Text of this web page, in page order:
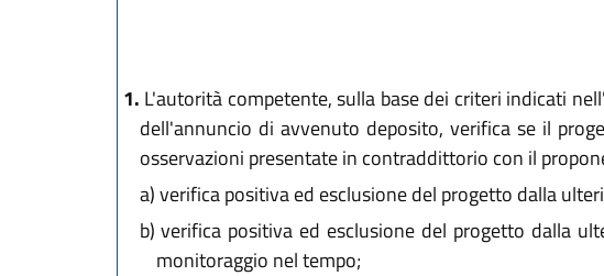
1. L'autorità competente, sulla base dei criteri indicati
dell'annuncio di avvenuto deposito, verifica se il
osservazioni presentate in contraddittorio con il
a)verifica positiva ed esclusione del progetto dalla
b) verifica positiva ed esclusione del progetto dalla
monitoraggio nel tempo;